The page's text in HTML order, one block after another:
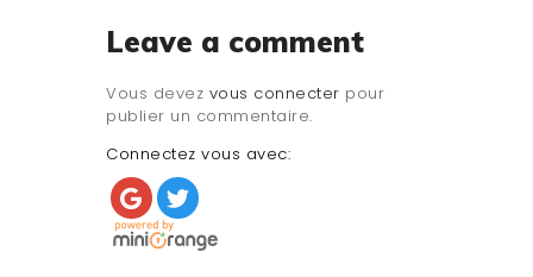
Leave a comment
Vous devez vous connecter pour
publier un commentaire.
Connectez vous avec: